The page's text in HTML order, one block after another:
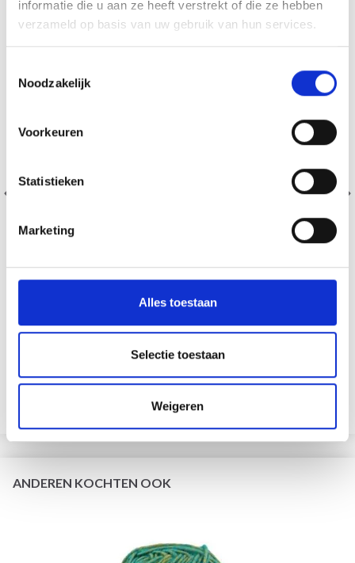
informatie die u aan ze heeft verstrekt of die ze hebben
verzameld op basis van uw gebruik van hun services.
Noodzakelijk
Voorkeuren
Statistieken
Marketing
Alles toestaan
Selectie toestaan
Weigeren
75% Laine / 25% Nylon
Aanbieding verloopt 31/08/2026
ANDEREN KOCHTEN OOK